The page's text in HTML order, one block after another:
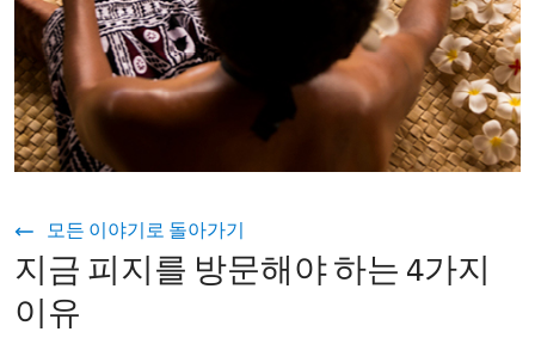
모든 이야기로 돌아가기
지금 피지를 방문해야 하는 4가지
이유